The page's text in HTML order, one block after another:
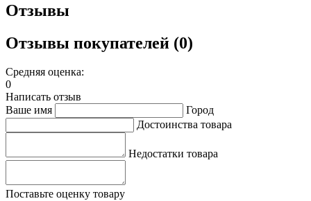
Отзывы
Отзывы покупателей (0)
Средняя оценка:
0
Написать отзыв
Ваше имя
Город
Достоинства товара
Недостатки товара
Поставьте оценку товару